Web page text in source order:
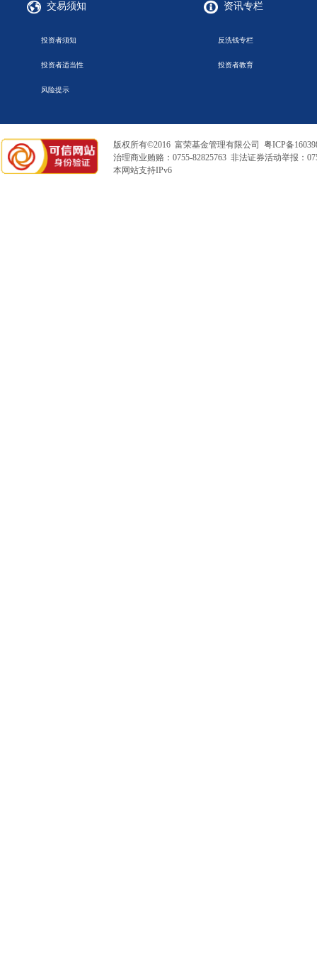
交易须知
投资者须知
投资者适当性
风险提示
资讯专栏
反洗钱专栏
投资者教育
版权所有©2016 富荣基金管理有限公司 粤ICP备
治理商业贿赂：0755-82825763 非法证券活动举报：
本网站支持IPv6